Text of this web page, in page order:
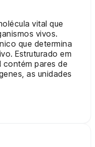
vital que
vivos.
que determina
Estruturado em
contém pares de
as unidades